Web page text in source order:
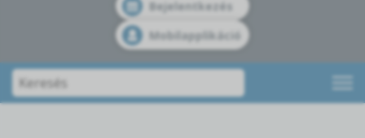
Bejelentkezés
Mobilapplikáció